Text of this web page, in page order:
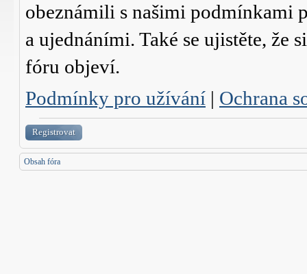
obeznámili s našimi podmínkami
a ujednáními. Také se ujistěte, že
fóru objeví.
Podmínky pro užívání | Ochrana
Registrovat
Obsah fóra